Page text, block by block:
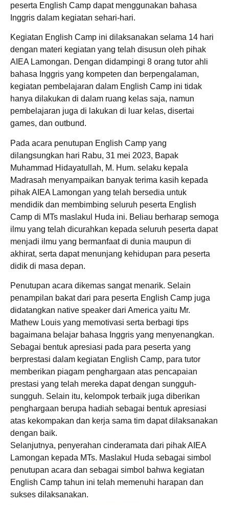
peserta English Camp dapat menggunakan bahasa
Inggris dalam kegiatan sehari-hari.
Kegiatan English Camp ini dilaksanakan selama 14 hari
dengan materi kegiatan yang telah disusun oleh pihak
AIEA Lamongan. Dengan didampingi 8 orang tutor ahli
bahasa Inggris yang kompeten dan berpengalaman,
kegiatan pembelajaran dalam English Camp ini tidak
hanya dilakukan di dalam ruang kelas saja, namun
pembelajaran juga di lakukan di luar kelas, disertai
games, dan outbund.
Pada acara penutupan English Camp yang
dilangsungkan hari Rabu, 31 mei 2023, Bapak
Muhammad Hidayatullah, M. Hum. selaku kepala
Madrasah menyampaikan banyak terima kasih kepada
pihak AIEA Lamongan yang telah bersedia untuk
mendidik dan membimbing seluruh peserta English
Camp di MTs maslakul Huda ini. Beliau berharap semoga
ilmu yang telah dicurahkan kepada seluruh peserta dapat
menjadi ilmu yang bermanfaat di dunia maupun di
akhirat, serta dapat menunjang kehidupan para peserta
didik di masa depan.
Penutupan acara dikemas sangat menarik. Selain
penampilan bakat dari para peserta English Camp juga
didatangkan native speaker dari America yaitu Mr.
Mathew Louis yang memotivasi serta berbagi tips
bagaimana belajar bahasa Inggris yang menyenangkan.
Sebagai bentuk apresiasi pada para peserta yang
berprestasi dalam kegiatan English Camp, para tutor
memberikan piagam penghargaan atas pencapaian
prestasi yang telah mereka dapat dengan sungguh-
sungguh. Selain itu, kelompok terbaik juga diberikan
penghargaan berupa hadiah sebagai bentuk apresiasi
atas kekompakan dan kerja sama tim dapat dilaksanakan
dengan baik.
Selanjutnya, penyerahan cinderamata dari pihak AIEA
Lamongan kepada MTs. Maslakul Huda sebagai simbol
penutupan acara dan sebagai simbol bahwa kegiatan
English Camp tahun ini telah memenuhi harapan dan
sukses dilaksanakan.